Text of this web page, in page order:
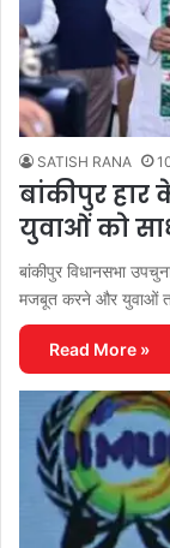
SATISH RANA
बांकीपुर हार
युवाओं को
बांकीपुर विधानसभा
मजबूत करने और युवाओं
Read More »